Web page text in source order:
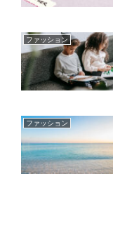
ファッション
ファッション